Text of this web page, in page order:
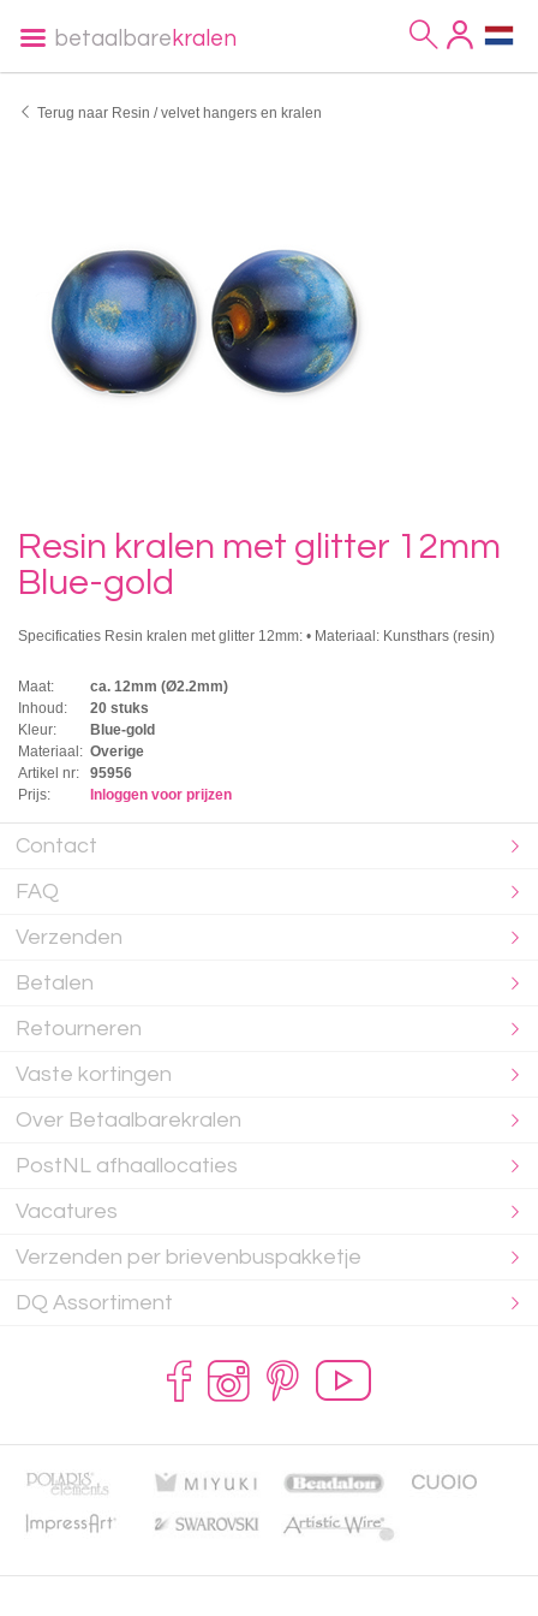
betaalbare kralen
Terug naar Resin / velvet hangers en kralen
Resin kralen met glitter 12mm
Blue-gold
Specificaties Resin kralen met glitter 12mm: • Materiaal: Kunsthars (resin)
Maat:
ca. 12mm (Ø2.2mm)
Inhoud:
20 stuks
Kleur:
Blue-gold
Materiaal: Overige
Artikel nr:
95956
Prijs:
Inloggen voor prijzen
Contact
FAQ
Verzenden
Betalen
Retourneren
Vaste kortingen
Over Betaalbarekralen
PostNL afhaallocaties
Vacatures
Verzenden per brievenbuspakketje
DQ Assortiment